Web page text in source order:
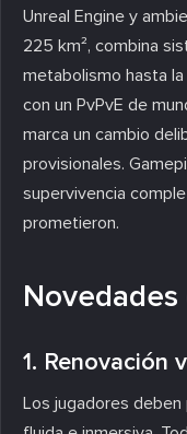
Unreal Engine y
225 km², combina
metabolismo hasta
con un PvPvE de
marca un cambio
provisionales.
supervivencia
prometieron.
Novedades
1. Renovación
Los jugadores deben